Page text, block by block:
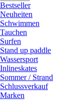
Bestseller
Neuheiten
Schwimmen
Tauchen
Surfen
Stand up paddle
Wassersport
Inlineskates
Sommer / Strand
Schlussverkauf
Marken